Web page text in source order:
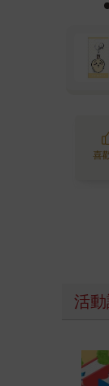
喜
活